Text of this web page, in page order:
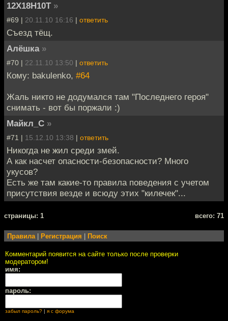
12Х18Н10Т »
#69 | 20.11.10 16:16 | ответить
Съезд тёщ.
Алёшка »
#70 | 22.11.10 13:50 | ответить
Кому: bakulenko, #64
Жаль никто не додумался там "Последнего героя"
снимать - вот бы поржали :)
Майкл_С »
#71 | 15.12.10 13:38 | ответить
Никогда не жил среди змей.
А как насчет опасности-безопасности? Много
укусов?
Есть же там какие-то правила поведения с учетом
присутствия везде и всюду этих "килечек"...
cтраницы: 1 всего: 71
Правила| Регистрация Поиск
Комментарий появится на сайте только после проверки
модератором!
имя:
пароль:
забыл пароль? | я с форума